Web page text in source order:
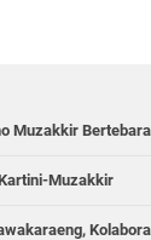
Muzakkir
Muzakkir